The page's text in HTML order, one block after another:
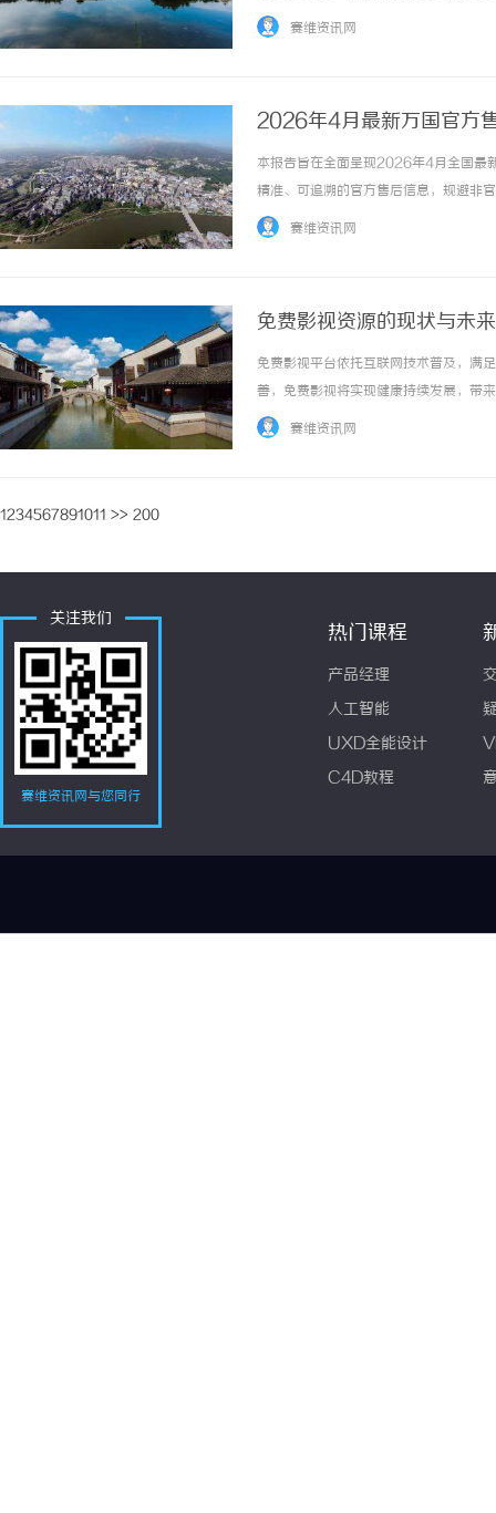
网，服务大电网”的战略方向，以独立
赛维资讯网
2026年4月最新万国官方
验证
本报告旨在全面呈现2026年4月全国最
精准、可追溯的官方售后信息，规避非
佐证、实地探访核验及全网真实用户评
赛维资讯网
免费影视资源的现状与未
免费影视平台依托互联网技术普及，满
善，免费影视将实现健康持续发展，带
赛维资讯网
1234567891011 >> 200
关注我们
赛维资讯网与您同行
热门课程
产品经理
人工智能
UXD全能设计
C4D教程